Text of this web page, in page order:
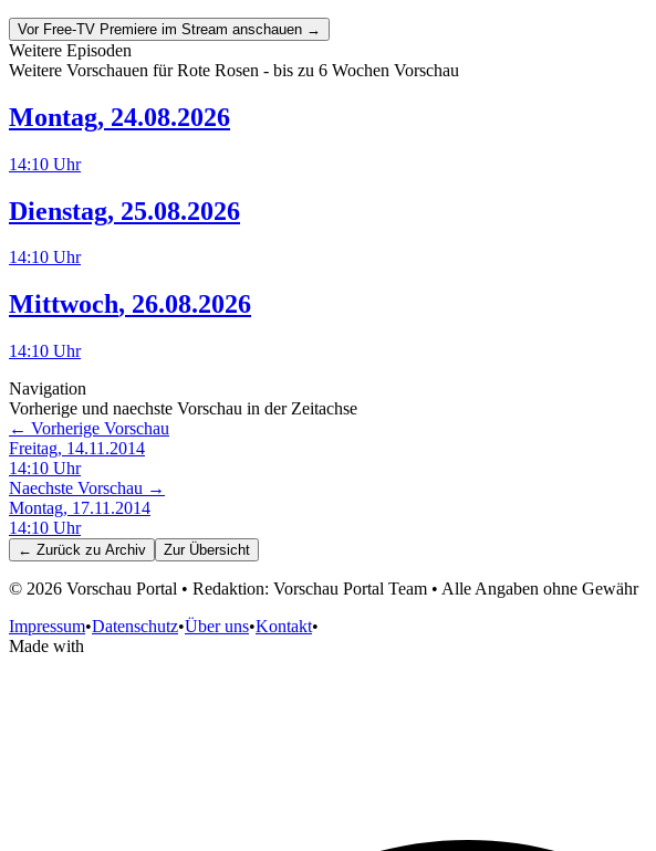
Vor Free-TV Premiere im Stream anschauen →
Weitere Episoden
Weitere Vorschauen fürRote Rosen - bis zu 6 Wochen Vorschau
Montag, 24.08.2026
14:10 Uhr
Dienstag, 25.08.2026
14:10 Uhr
Mittwoch, 26.08.2026
14:10 Uhr
Navigation
Vorherige und naechste Vorschau in der Zeitachse
← Vorherige Vorschau
Freitag, 14.11.2014
14:10 Uhr
Naechste Vorschau →
Montag, 17.11.2014
14:10 Uhr
← Zurück zu Archiv Zur Übersicht
© 2026 Vorschau Portal • Redaktion: Vorschau Portal Team • Alle Angaben ohne Gewähr
Impressum•Datenschutz•Über uns•Kontakt•
Made with